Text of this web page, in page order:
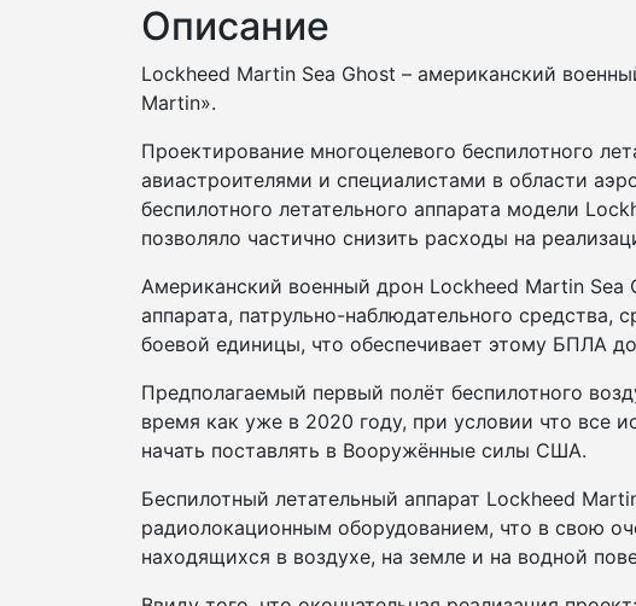
Описание
Lockheed Martin Sea Ghost – американский
Martin».
Проектирование многоцелевого беспилотного
авиастроителями и специалистами в области
беспилотного летательного аппарата модели
позволяло частично снизить расходы на
Американский военный дрон Lockheed Martin Sea
аппарата, патрульно-наблюдательного
боевой единицы, что обеспечивает этому БПЛА
Предполагаемый первый полёт беспилотного
время как уже в 2020 году, при условии что все
начать поставлять в Вооружённые силы США.
Беспилотный летательный аппарат Lockheed
радиолокационным оборудованием, что в свою
находящихся в воздухе, на земле и на водной